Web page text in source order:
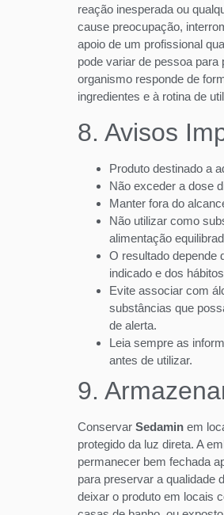
reação inesperada ou
cause preocupação,
apoio de um profissional
pode variar de pessoa para
organismo responde de
ingredientes e à rotina de
8. Avisos
Produto destinado a
Não exceder a dose
Manter fora do
Não utilizar como
alimentação
O resultado depende
indicado e dos
Evite associar com
substâncias que
de alerta.
Leia sempre as
antes de utilizar.
9.
ConservarSedamin em
protegido da luz direta. A
permanecer bem fechada
para preservar a qualidade
deixar o produto em locais